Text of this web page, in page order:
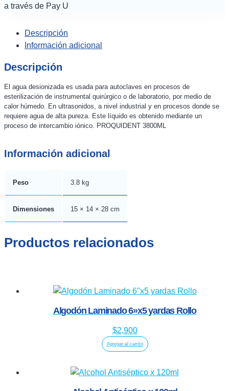
a través de Pay U
Descripción
Información adicional
Descripción
El agua desionizada es usada para autoclaves en procesos de
esterilización de instrumental quirúrgico o de laboratorio, por medio de
calor húmedo. En ultrasonidos, a nivel industrial y en procesos donde se
requiere agua de alta pureza. Este líquido es obtenido mediante un
proceso de intercambio iónico. PROQUIDENT 3800ML
Información adicional
Peso 3.8 kg
Dimensiones 15 × 14 × 28 cm
Productos relacionados
Algodón Laminado 6»x5 yardas Rollo
$2,900
Agregar al carrito